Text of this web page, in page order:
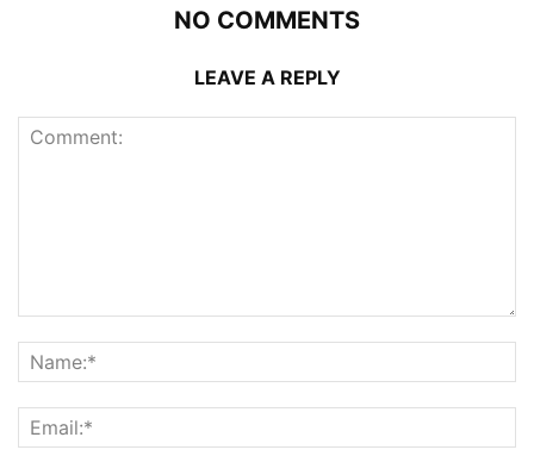
NO COMMENTS
LEAVE A REPLY